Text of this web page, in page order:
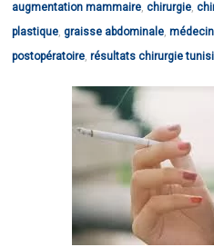
augmentation mammaire,chirurgie,
plastique,graisse abdominale,
postopératoire,résultats chirurgie